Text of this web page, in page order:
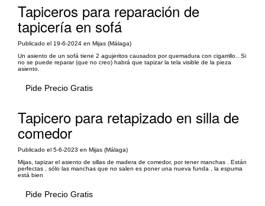
Tapiceros para reparación de
tapicería en sofá
Publicado el 19-6-2024 en Mijas (Málaga)
Un asiento de un sofá tiene 2 agujeritos causados por quemadura con cigarrillo.. Si
no se puede reparar (que no creo) habrá que tapizar la tela visible de la pieza
asiento.
Pide Precio Gratis
Tapicero para retapizado en silla de
comedor
Publicado el 5-6-2023 en Mijas (Málaga)
Mijas, tapizar el asiento de sillas de madera de comedor, por tener manchas . Están
perfectas , sólo las manchas que no salen es poner una nueva funda , la espuma
está bien
Pide Precio Gratis